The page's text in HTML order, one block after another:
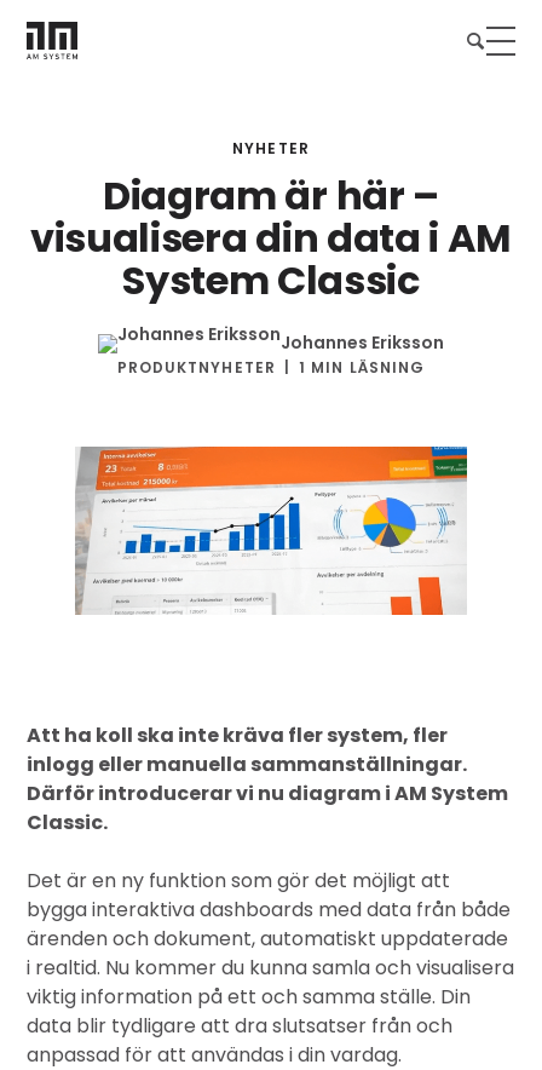
NYHETER
Diagram är här –
visualisera din data i AM
System Classic
Johannes Eriksson
PRODUKTNYHETER 1 MIN LÄSNING
Att ha koll ska inte kräva fler system, fler
inlogg eller manuella sammanställningar.
Därför introducerar vi nu diagram i AM System
Classic.
Det är en ny funktion som gör det möjligt att
bygga interaktiva dashboards med data från både
ärenden och dokument, automatiskt uppdaterade
i realtid. Nu kommer du kunna samla och visualisera
viktig information på ett och samma ställe. Din
data blir tydligare att dra slutsatser från och
anpassad för att användas i din vardag.